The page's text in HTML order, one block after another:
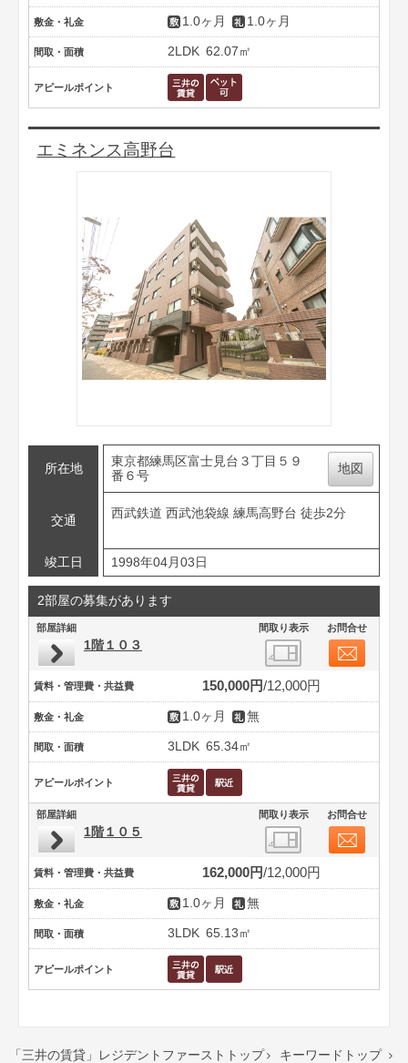
敷金・礼金 1.0ヶ月 1.0ヶ月
間取・面積 2LDK 62.07㎡
アピールポイント
エミネンス高野台
所在地
東京都練馬区富士見台３丁目５９
番６号
地図
交通
西武鉄道 西武池袋線 練馬高野台 徒歩2分
竣工日 1998年04月03日
2部屋の募集があります
部屋詳細 間取り表示 お問合せ
1階１０３
賃料・管理費・共益費 150,000円 12,000円
敷金・礼金 1.0ヶ月 無
間取・面積 3LDK 65.34㎡
アピールポイント
部屋詳細 間取り表示 お問合せ
1階１０５
賃料・管理費・共益費 162,000円 12,000円
敷金・礼金 1.0ヶ月 無
間取・面積 3LDK 65.13㎡
アピールポイント
「三井の賃貸」レジデントファーストトップ  キーワードトップ 